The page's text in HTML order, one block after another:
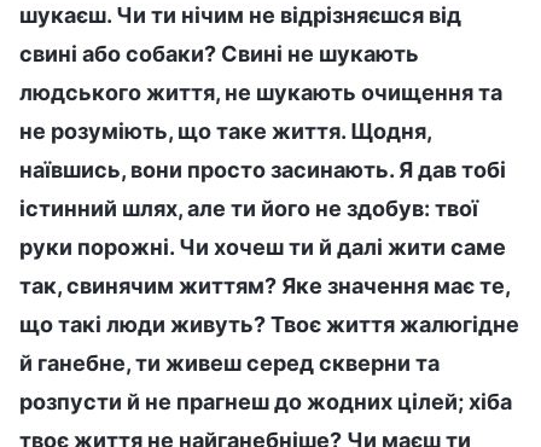
шукаєш. Чи ти нічим не відрізняєшся від
свині або собаки? Свині не шукають
людського життя, не шукають очищення та
не розуміють, що таке життя. Щодня,
наївшись, вони просто засинають. Я дав тобі
істинний шлях, але ти його не здобув: твої
руки порожні. Чи хочеш ти й далі жити саме
так, свинячим життям? Яке значення має те,
що такі люди живуть? Твоє життя жалюгідне
й ганебне, ти живеш серед скверни та
розпусти й не прагнеш до жодних цілей; хіба
твоє життя не найганебніше? Чи маєш ти